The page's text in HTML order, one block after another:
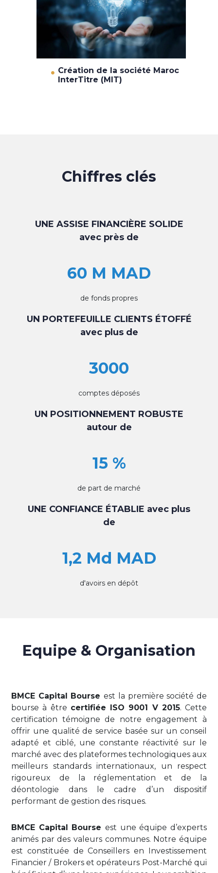
Création de la société Maroc
InterTitre (MIT)
Chiffres clés
UNE ASSISE FINANCIÈRE SOLIDE
avec près de
60 M MAD
de fonds propres
UN PORTEFEUILLE CLIENTS ÉTOFFÉ
avec plus de
3000
comptes déposés
UN POSITIONNEMENT ROBUSTE
autour de
15 %
de part de marché
UNE CONFIANCE ÉTABLIE avec plus
de
1,2 Md MAD
d'avoirs en dépôt
Equipe & Organisation
BMCE Capital Bourseest la première société de
bourse à être certifiée ISO 9001 V 2015. Cette
certification témoigne de notre engagement à
offrir une qualité de service basée sur un conseil
adapté et ciblé, une constante réactivité sur le
marché avec des plateformes technologiques aux
meilleurs standards internationaux, un respect
rigoureux de la réglementation et de la
déontologie dans le cadre d’un dispositif
performant de gestion des risques.
BMCE Capital Bourse est une équipe d’experts
animés par des valeurs communes. Notre équipe
est constituée de Conseillers en Investissement
Financier / Brokers et opérateurs Post-Marché qui